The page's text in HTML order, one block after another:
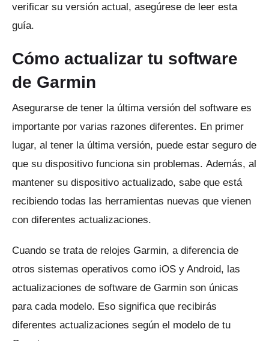
verificar su versión actual, asegúrese de leer esta
guía.
Cómo actualizar tu software
de Garmin
Asegurarse de tener la última versión del software es
importante por varias razones diferentes. En primer
lugar, al tener la última versión, puede estar seguro de
que su dispositivo funciona sin problemas. Además, al
mantener su dispositivo actualizado, sabe que está
recibiendo todas las herramientas nuevas que vienen
con diferentes actualizaciones.
Cuando se trata de relojes Garmin, a diferencia de
otros sistemas operativos como iOS y Android, las
actualizaciones de software de Garmin son únicas
para cada modelo. Eso significa que recibirás
diferentes actualizaciones según el modelo de tu